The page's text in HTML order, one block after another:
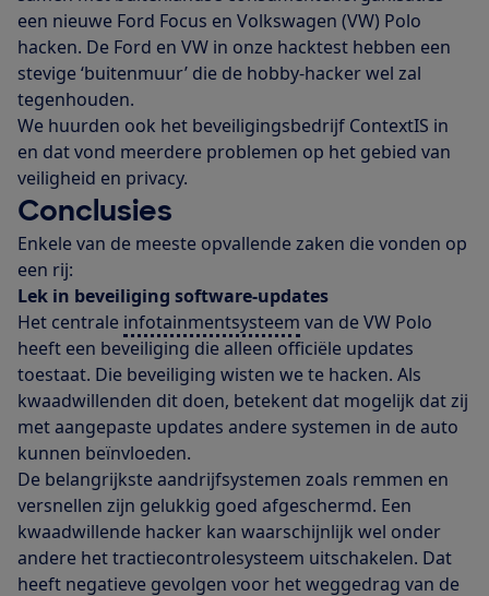
een nieuwe Ford Focus en Volkswagen (VW) Polo
hacken. De Ford en VW in onze hacktest hebben een
stevige ‘buitenmuur’ die de hobby-hacker wel zal
tegenhouden.
We huurden ook het beveiligingsbedrijf ContextIS in
en dat vond meerdere problemen op het gebied van
veiligheid en privacy.
Conclusies
Enkele van de meeste opvallende zaken die vonden op
een rij:
Lek in beveiliging software-updates
Het centrale infotainmentsysteem van de VW Polo
heeft een beveiliging die alleen officiële updates
toestaat. Die beveiliging wisten we te hacken. Als
kwaadwillenden dit doen, betekent dat mogelijk dat zij
met aangepaste updates andere systemen in de auto
kunnen beïnvloeden.
De belangrijkste aandrijfsystemen zoals remmen en
versnellen zijn gelukkig goed afgeschermd. Een
kwaadwillende hacker kan waarschijnlijk wel onder
andere het tractiecontrolesysteem uitschakelen. Dat
heeft negatieve gevolgen voor het weggedrag van de